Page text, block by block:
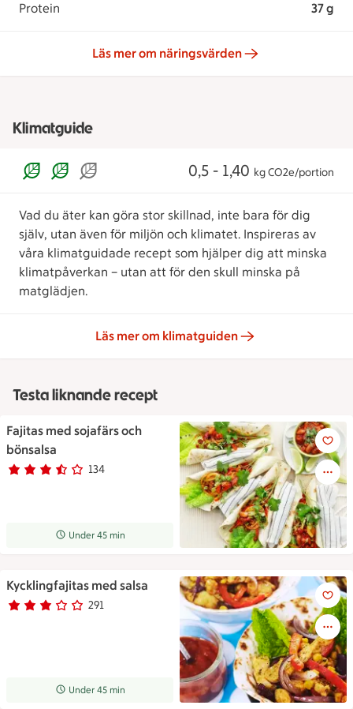
Protein 37 g
Läs mer om näringsvärden
Klimatguide
0,5 - 1,40 kg CO2e/portion
Vad du äter kan göra stor skillnad, inte bara för dig
själv, utan även för miljön och klimatet. Inspireras av
våra klimatguidade recept som hjälper dig att minska
klimatpåverkan – utan att för den skull minska på
matglädjen.
Läs mer om klimatguiden
Testa liknande recept
Fajitas med sojafärs och
bönsalsa
Betyg 3.3 av 5. 134
134 personer har röstat
Receptet tar Under 45 min att tillaga
Under 45 min
Fajitas med sojafärs och
Kycklingfajitas med salsa
Betyg 2.9 av 5. 291
291 personer har röstat
Receptet tar Under 45 min att tillaga
Under 45 min
Kycklingfajitas med salsa